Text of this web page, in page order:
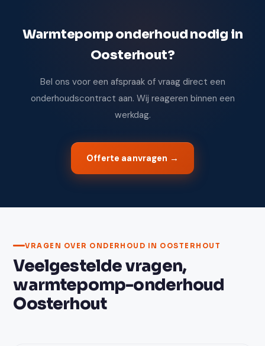
Warmtepomp onderhoud nodig in
Oosterhout?
Bel ons voor een afspraak of vraag direct een
onderhoudscontract aan. Wij reageren binnen een
werkdag.
Offerte aanvragen →
VRAGEN OVER ONDERHOUD IN OOSTERHOUT
Veelgestelde vragen,
warmtepomp-onderhoud
Oosterhout